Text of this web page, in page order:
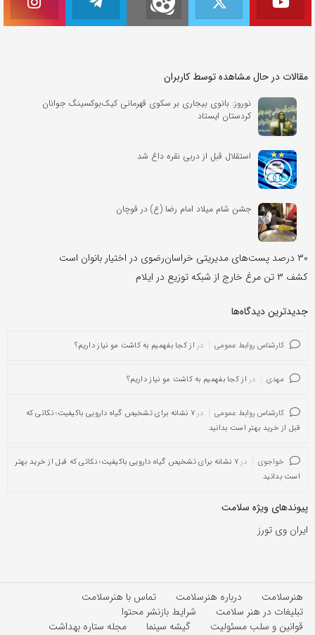
مقالات در حال مشاهده توسط کاربران
نوروز: بانوی بیجاری بر سکوی قهرمانی کیک‌بوکسینگ جوانان
کردستان ایستاد
استقلال قبل از دربی نقره داغ شد
جشن شام میلاد امام رضا (ع) در قوچان
۳۰ درصد پست‌های مدیریتی خراسان‌رضوی در اختیار بانوان است
کشف ۳ تن مرغ خارج از شبکه توزیع در ایلام
جدیدترین دیدگاه‌‌ها
کارشناس روابط عمومی در از کجا بفهمیم به کاشت مو نیاز داریم؟
مهدی در از کجا بفهمیم به کاشت مو نیاز داریم؟
کارشناس روابط عمومی در
۷ نشانه برای تشخیص گیاه دارویی باکیفیت؛ نکاتی که
قبل از خرید بهتر است بدانید
خواجوی در
۷ نشانه برای تشخیص گیاه دارویی باکیفیت؛ نکاتی که قبل از خرید بهتر
است بدانید
پیوندهای ویژه سلامت
ایران وی تورز
هنرسلامت درباره هنرسلامت
تماس با هنرسلامت
تبلیغات در هنر سلامت
شرایط بازنشر محتوا
قوانین و سلب مسئولیت
گیشه سینما مجله ستاره بهداشت